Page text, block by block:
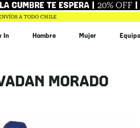
A TODO CHILE
In Hombre Mujer
MORADO